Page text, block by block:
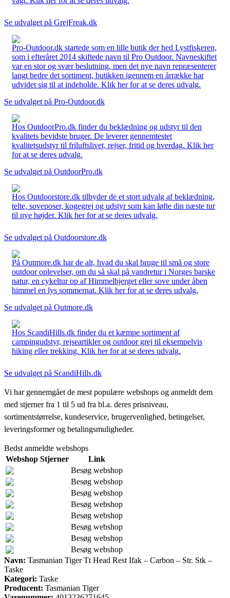
Se udvalget på GrejFreak.dk
Pro-Outdoor.dk startede som en lille butik der hed Lystfiskeren,
som i efteråret 2014 skiftede navn til Pro Outdoor. Navneskiftet
var en stor og svær beslutning, men det nye navn repræsenterer
langt bedre det sortiment, butikken igennem en årrække har
udvidet sig til at indeholde. Klik her for at se deres udvalg.
Se udvalget på Pro-Outdoor.dk
Hos OutdoorPro.dk finder du beklædning og udstyr til den
kvalitets bevidste bruger. De leverer gennemtestet
kvalitetsudstyr til friluftslivet, rejser, fritid og hverdag. Klik her
for at se deres udvalg.
Se udvalget på OutdoorPro.dk
Hos Outdoorstore.dk tilbyder de et stort udvalg af beklædning,
telte, soveposer, kogegrej og udstyr som kan løfte din næste tur
til nye højder. Klik her for at se deres udvalg.
Se udvalget på Outdoorstore.dk
På Outmore.dk har de alt, hvad du skal bruge til små og store
outdoor oplevelser, om du så skal på vandretur i Norges barske
natur, en cykeltur op af Himmelbjerget eller sove under åben
himmel en lys sommernat. Klik her for at se deres udvalg.
Se udvalget på Outmore.dk
Hos ScandiHills.dk finder du et kæmpe sortiment af
campingudstyr, rejseartikler og outdoor grej til eksempelvis
hiking eller trekking. Klik her for at se deres udvalg.
Se udvalget på ScandiHills.dk
Vi har gennemgået de mest populære webshops og anmeldt dem
med stjerner fra 1 til 5 ud fra bl.a. deres prisniveau,
sortimentstørrelse, kundeservice, brugervenlighed, betingelser,
leveringsformer og betalingsmuligheder.
Bedst anmeldte webshops
Webshop Stjerner
Link
Besøg webshop
Besøg webshop
Besøg webshop
Besøg webshop
Besøg webshop
Besøg webshop
Besøg webshop
Besøg webshop
Navn: Tasmanian Tiger Tt Head Rest Ifak – Carbon – Str. Stk –
Taske
Kategori: Taske
Producent: Tasmanian Tiger